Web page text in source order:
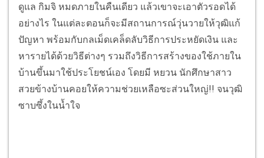
ดูแล กิมจิ หมดภายในคืนเดียว แล้วเขาจะเอาตัวรอดได้
อย่างไร ในแต่ละตอนก็จะมีสถานการณ์วุ่นวายให้วุฒิแก้
ปัญหา พร้อมกับกลเม็ดเคล็ดลับวิธีการประหยัดเงิน และ
หารายได้ด้วยวิธีต่างๆ รวมถึงวิธีการสร้างของใช้ภายใน
บ้านขึ้นมาใช้ประโยชน์เอง โดยมี หยวน นักศึกษาสาว
สวยข้างบ้านคอยให้ความช่วยเหลือซะส่วนใหญ่!! จนวุฒิ
ซาบซึ้งในน้ำใจ